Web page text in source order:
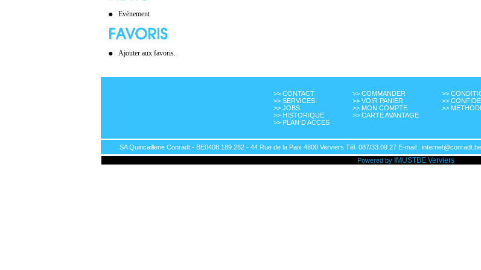
Evènement
Ajouter aux favoris.
>> CONTACT
>> SERVICES
>> JOBS
>> HISTORIQUE
>> PLAN D ACCES
>> COMMANDER
>> VOIR PANIER
>> MON COMPTE
>> CARTE AVANTAGE
>>
>>
>>
SA Quincaillerie Conradt - BE0408.189.262 - 44 Rue de la Paix 4800 Verviers Tél: 087/33.09.27 E-mail :
Powered by
IMUSTBE Verviers